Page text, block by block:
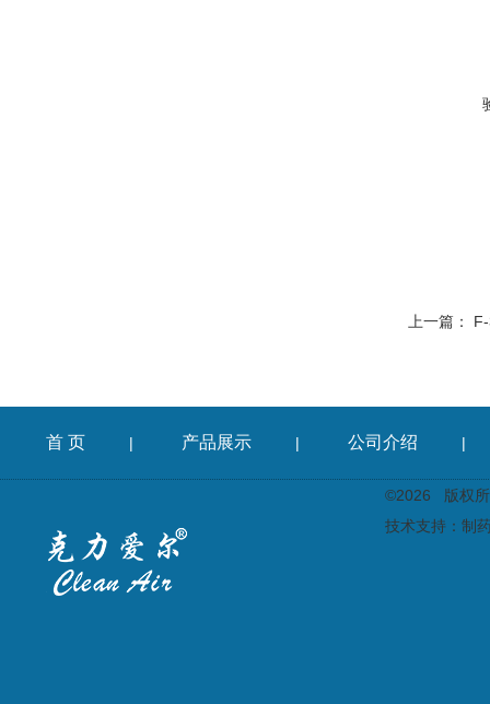
上一篇：
首 页 | 产品展示 | 公司介绍 |
©2026 版权所
技术支持： 制